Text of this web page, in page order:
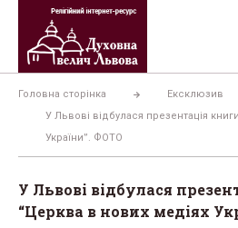
Перейти
вмісту
Головна сторінка
Ексклюзив
У Львові відбулася презентація
України”. ФОТО
У Львові відбулася
“Церква в нових медіях